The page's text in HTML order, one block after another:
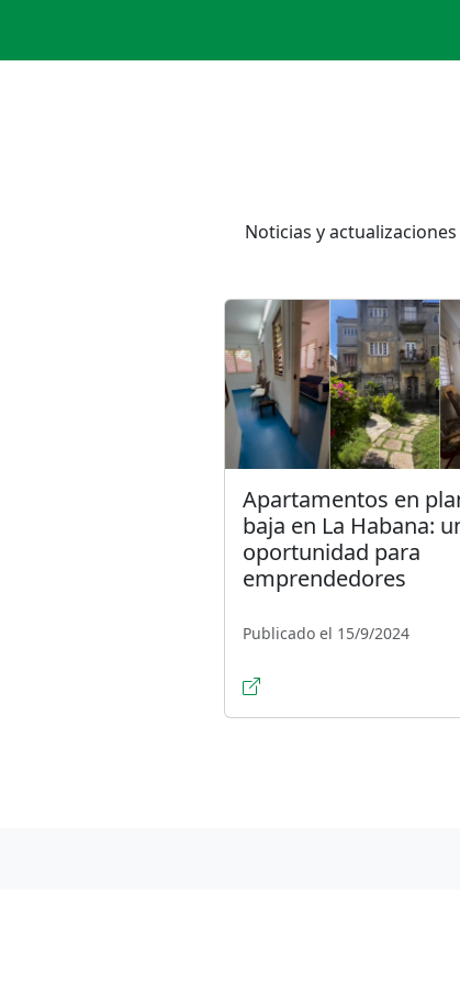
Noticias y
Apartamentos en
baja en La Habana:
oportunidad para
emprendedores
Publicado el 15/9/2024